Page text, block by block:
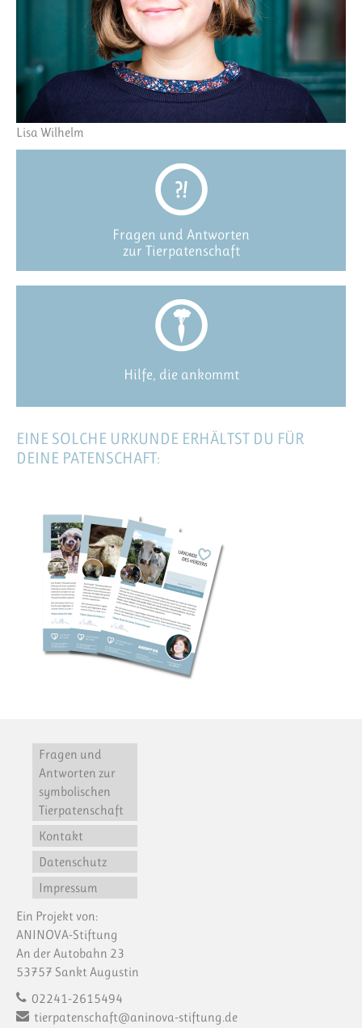
Lisa Wilhelm
Fragen und Antworten
zur Tierpatenschaft
Hilfe, die ankommt
EINE SOLCHE URKUNDE ERHÄLTST DU FÜR
DEINE PATENSCHAFT:
Fragen und
Antworten zur
symbolischen
Tierpatenschaft
Kontakt
Datenschutz
Impressum
Ein Projekt von:
ANINOVA-Stiftung
An der Autobahn 23
53757 Sankt Augustin
02241-2615494
tierpatenschaft@aninova-stiftung.de